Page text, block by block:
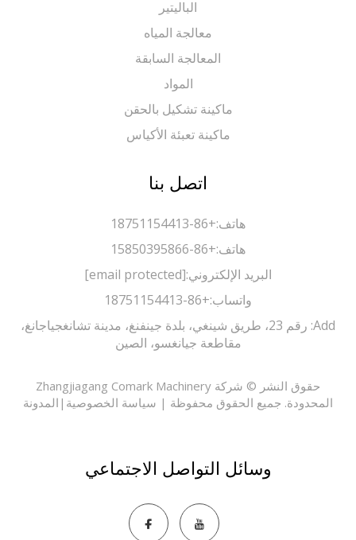
الباليتير
معالجة المياه
المعالجة السابقة
ماكينة تشكيل بالحقن
ماكينة تعبئة الأكياس
اتصل بنا
+86-18751154413
+86-15850395866
البريد الإلكتروني:[email protected]
واتساب:+86-18751154413
Add: رقم 23، طريق شينغي، بلدة جينفنغ، مدينة تشانغجياجانغ،
مقاطعة جيانغسو، الصين
حقوق النشر © شركة Zhangjiagang Comark Machinery
جميع الحقوق محفوظة |سياسة الخصوصية|المدونة
وسائل التواصل الاجتماعي